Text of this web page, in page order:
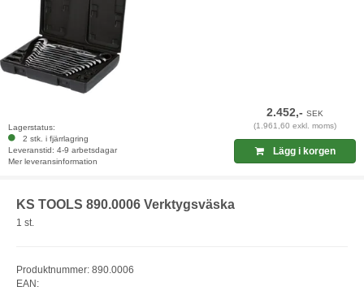
Lagerstatus:
2 stk. i fjärrlagring
Leveranstid: 4-9 arbetsdagar
Mer leveransinformation
2.452,-SEK
(1.961,60 exkl. moms)
Lägg i korgen
KS TOOLS 890.0006 Verktygsväska
1 st.
Produktnummer: 890.0006
EAN: